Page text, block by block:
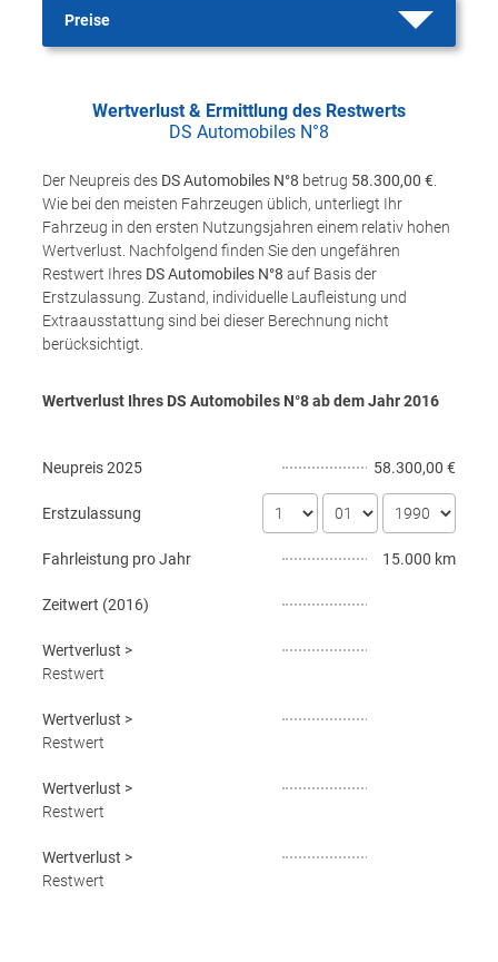
Preise
Wertverlust & Ermittlung des Restwerts
DS Automobiles N°8
Der Neupreis des DS Automobiles N°8 betrug 58.300,00 €
Wie bei den meisten Fahrzeugen üblich, unterliegt Ihr
Fahrzeug in den ersten Nutzungsjahren einem relativ hohen
Wertverlust. Nachfolgend finden Sie den ungefähren
Restwert Ihres DS Automobiles N°8 auf Basis der
Erstzulassung. Zustand, individuelle Laufleistung und
Extraausstattung sind bei dieser Berechnung nicht
berücksichtigt.
Wertverlust Ihres DS Automobiles N°8 ab dem Jahr2016
Neupreis2025 58.300,00 €
Erstzulassung
Fahrleistung pro Jahr 15.000 km
Zeitwert (2016)
Wertverlust >
Restwert
Wertverlust >
Restwert
Wertverlust >
Restwert
Wertverlust >
Restwert